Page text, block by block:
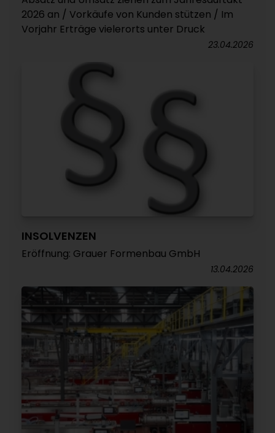
2026 an / Vorkäufe von Kunden stützen / Im
Vorjahr Erträge vielerorts unter Druck
23.04.2026
INSOLVENZEN
Eröffnung: Grauer Formenbau GmbH
13.04.2026